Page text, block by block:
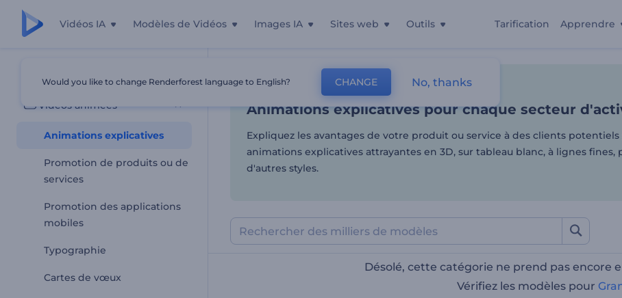
Vidéos IA Modèles de Vidéos Images IA Sites web Outils Tarification Apprendre
Tous les modèles
Vidéos animées
Animations explicatives
Promotion de produits ou de
services
Promotion des applications
mobiles
Typographie
Cartes de vœux
Animations explicatives pour
Accueil Modèles Vidéos Animées Animations Explicatives
Animations explicatives pour chaque secteur
Expliquez les avantages de votre produit ou service à des clients potentiels
animations explicatives attrayantes en 3D, sur tableau blanc, à lignes fines,
d'autres styles.
Désolé, cette catégorie ne prend pas encore
Vérifiez les modèles pour
Would you like to change Renderforest language to English? CHANGE No, thanks